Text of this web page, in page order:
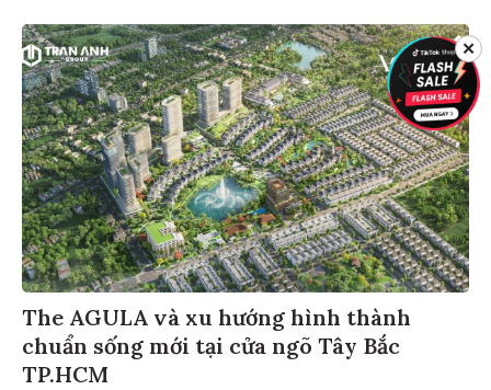
The AGULA và xu hướng hình thành
chuẩn sống mới tại cửa ngõ Tây Bắc
TP.HCM
✕